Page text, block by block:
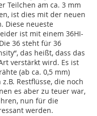
Teilchen am ca. 3 mm
ist dies mit der neuen
Diese neueste
ist mit einem 36HI-
36 steht für 36
das heißt, dass das
verstärkt wird. Es ist
(ab ca. 0,5 mm)
Restflüsse, die noch
es aber zu teuer war,
nun für die
werden.